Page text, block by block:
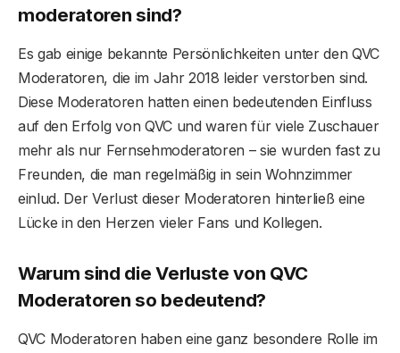
moderatoren sind?
Es gab einige bekannte Persönlichkeiten unter den QVC
Moderatoren, die im Jahr 2018 leider verstorben sind.
Diese Moderatoren hatten einen bedeutenden Einfluss
auf den Erfolg von QVC und waren für viele Zuschauer
mehr als nur Fernsehmoderatoren – sie wurden fast zu
Freunden, die man regelmäßig in sein Wohnzimmer
einlud. Der Verlust dieser Moderatoren hinterließ eine
Lücke in den Herzen vieler Fans und Kollegen.
Warum sind die Verluste von QVC
Moderatoren so bedeutend?
QVC Moderatoren haben eine ganz besondere Rolle im